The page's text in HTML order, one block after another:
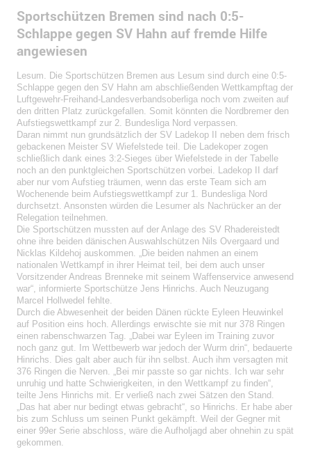
Sportschützen Bremen sind nach 0:5-
Schlappe gegen SV Hahn auf fremde Hilfe
angewiesen
Lesum. Die Sportschützen Bremen aus Lesum sind durch eine 0:5-
Schlappe gegen den SV Hahn am abschließenden Wettkampftag der
Luftgewehr-Freihand-Landesverbandsoberliga noch vom zweiten auf
den dritten Platz zurückgefallen. Somit könnten die Nordbremer den
Aufstiegswettkampf zur 2. Bundesliga Nord verpassen.
Daran nimmt nun grundsätzlich der SV Ladekop II neben dem frisch
gebackenen Meister SV Wiefelstede teil. Die Ladekoper zogen
schließlich dank eines 3:2-Sieges über Wiefelstede in der Tabelle
noch an den punktgleichen Sportschützen vorbei. Ladekop II darf
aber nur vom Aufstieg träumen, wenn das erste Team sich am
Wochenende beim Aufstiegswettkampf zur 1. Bundesliga Nord
durchsetzt. Ansonsten würden die Lesumer als Nachrücker an der
Relegation teilnehmen.
Die Sportschützen mussten auf der Anlage des SV Rhadereistedt
ohne ihre beiden dänischen Auswahlschützen Nils Overgaard und
Nicklas Kildehoj auskommen. „Die beiden nahmen an einem
nationalen Wettkampf in ihrer Heimat teil, bei dem auch unser
Vorsitzender Andreas Brenneke mit seinem Waffenservice anwesend
war“, informierte Sportschütze Jens Hinrichs. Auch Neuzugang
Marcel Hollwedel fehlte.
Durch die Abwesenheit der beiden Dänen rückte Eyleen Heuwinkel
auf Position eins hoch. Allerdings erwischte sie mit nur 378 Ringen
einen rabenschwarzen Tag. „Dabei war Eyleen im Training zuvor
noch ganz gut. Im Wettbewerb war jedoch der Wurm drin“, bedauerte
Hinrichs. Dies galt aber auch für ihn selbst. Auch ihm versagten mit
376 Ringen die Nerven. „Bei mir passte so gar nichts. Ich war sehr
unruhig und hatte Schwierigkeiten, in den Wettkampf zu finden“,
teilte Jens Hinrichs mit. Er verließ nach zwei Sätzen den Stand.
„Das hat aber nur bedingt etwas gebracht“, so Hinrichs. Er habe aber
bis zum Schluss um seinen Punkt gekämpft. Weil der Gegner mit
einer 99er Serie abschloss, wäre die Aufholjagd aber ohnehin zu spät
gekommen.